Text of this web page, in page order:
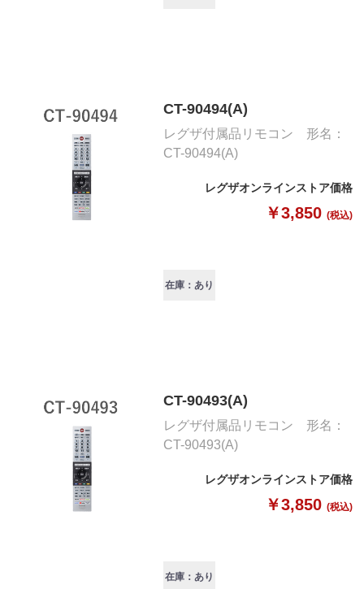
CT-90494(A)
レグザ付属品リモコン 形名：
CT-90494(A)
レグザオンラインストア価格
￥3,850 (税込)
在庫：あり
CT-90493(A)
レグザ付属品リモコン 形名：
CT-90493(A)
レグザオンラインストア価格
￥3,850 (税込)
在庫：あり